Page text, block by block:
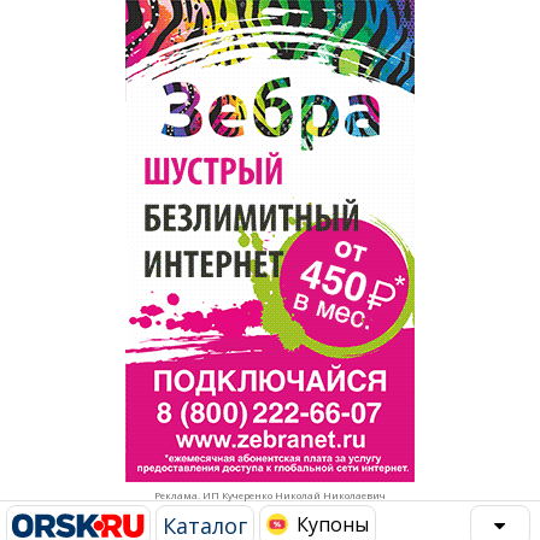
Реклама. ИП Кучеренко Николай Николаевич
Каталог Купоны
Рестораны, кафе, бары
Развлечения и отдых
Спорт Фитнес
Недвижимость
Красота Косметология
Торговля
Бизнес и финансы
Юристы, Экспертиза, Страхование
Ремонт
Социальные организации
Это интересно
Администрация
Популярное →